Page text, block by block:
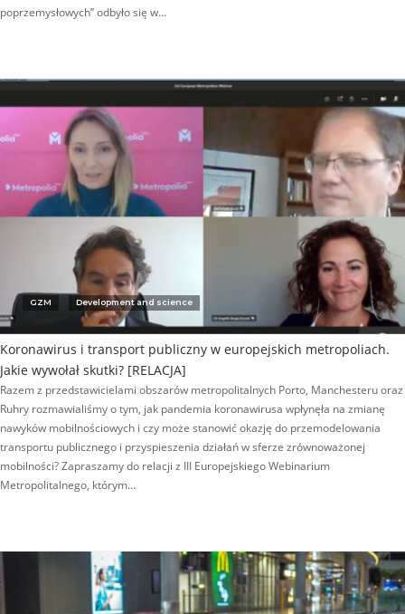
poprzemysłowych” odbyło się w…
GZM Development and science
Koronawirus i transport publiczny w europejskich metropoliach.
Jakie wywołał skutki? [RELACJA]
Razem z przedstawicielami obszarów metropolitalnych Porto, Manchesteru oraz
Ruhry rozmawialiśmy o tym, jak pandemia koronawirusa wpłynęła na zmianę
nawyków mobilnościowych i czy może stanowić okazję do przemodelowania
transportu publicznego i przyspieszenia działań w sferze zrównoważonej
mobilności? Zapraszamy do relacji z III Europejskiego Webinarium
Metropolitalnego, którym…